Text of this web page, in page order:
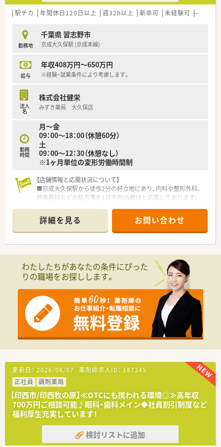
■平均年齢は37歳前後と活気があり、本社社員も全員が現場経
験者のため、現場の悩みや状況を深く理解した運営が行われてい
■社長自らが現場の意見を直接聞きに来るなど風通しが良く、自
分の思いやアイデアを会社に伝えやすい自己申告制度も存在し
ます。
病や予防を支える、多職種連携が日常的に行われている明るい職
場です。
■薬局長へ昇進すると月額5万円の手当が支給されるだけでな
く、賞与にも反映されるため年収ベースで約80万円のアップが
■特定の科目を学びたい場合はドミナント展開の強みを活かし、
近隣の他科応需店舗へ異動してスキルを多角化させることも可
能です。
■将来的には現場での経験を活かし、本社での教育担当や運営管
理など、組織の中核を担う多彩なキャリアパスが用意されていま
駅チカ 年間休日120日以上 週32h以上 新卒可 未経験可 ブラン
勤務地
千葉県 習志野市
京成大久保駅 (京成本線)
給与
年収408万円～650万円
※経験・就業条件により考慮します。
法人
名
株式会社健栄
みずき薬局 大久保店
勤務
時間
月～金
09：00～18：00（休憩60分）
土
09：00～12：30（休憩なし）
※1ヶ月単位の変形労働時間制
【店舗情報と応需状況について】
■京成大久保駅から徒歩2分の好立地にあり、内科や整形外科、
呼吸器科などの処方箋を1日平均35枚ほど応需しております。
ほぼ無いため、落ち着いて調剤業務に取り組める環境です。
■2026年現在は薬剤師2名と事務1名の少人数体制で運営してお
り、地域の方々に愛されるアットホームな店舗作りを行っていま
す。
■千葉県を中心に26店舗を展開しており、病院門前やクリニッ
クビルなど多種多様な店舗形態で幅広い経験が積める法人で
■地域のニーズを先取りした店舗展開が特徴で、ドライブスルー
対応や健康相談会の定期開催など地域密着を体現しています。
■中途入社の現場薬剤師が幹部へ昇進した実績もあり、性別や経
歴に関わらずキャリアアップを目指せる人事制度が整っていま
す。
【求人情報について】
までの実務経験を最大限に考慮して納得の待遇を提示します。
■昇給は年1回7月に実施され、個人の実績や習熟度に応じたス
テージ制の手当により、明確な目標を持って収入を増やせます。
■決算賞与の支給実績もあり、個人のノルマはございませんが、
店舗目標の達成に向けてチーム一丸となって取り組む社風で
す。
【やりがい/おすすめポイント】
■個人ノルマがなく、患者様お一人おひとりの健康相談にじっく
詳細を見る お問い合わせ
わたしたちがあなたの条件にぴった
りの職場をお探しします。
更新日： 2026/08/07 薬剤師求人ID： 187245
正社員
調剤薬局
【印西市/印西牧の原】≪OTCにも携われる環境◎≫高年収
700万円ご相談可能♪眼科・歯科メイン◆社員割引制度など
福利厚生充実しています！
検討リストに追加